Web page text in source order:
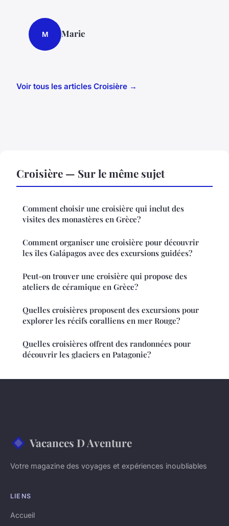
M Marie
Voir tous les articles Croisière →
Croisière — Sur le même sujet
Comment choisir une croisière qui inclut des
visites des monastères en Grèce?
Comment organiser une croisière pour découvrir
les îles Galápagos avec des excursions guidées?
Peut-on trouver une croisière qui propose des
ateliers de céramique en Grèce?
Quelles croisières proposent des excursions pour
explorer les récifs coralliens en mer Rouge?
Quelles croisières offrent des randonnées pour
découvrir les glaciers en Patagonie?
Vacances D Aventure
Votre magazine des voyages et expériences inoubliables
LIENS
Accueil